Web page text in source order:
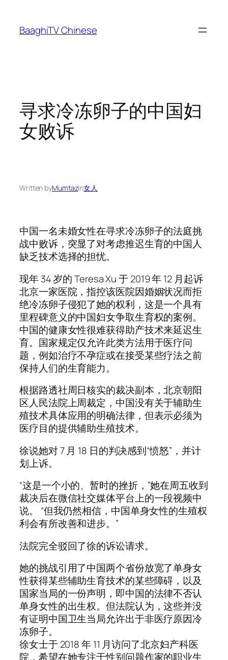
content
BaaghiTV Chinese
寻求冷冻卵子的中国妇
女败诉
Written byMumtazin女人
中国一名未婚女性在寻求冷冻卵子的法庭挑
战中败诉，突显了对考虑推迟生育的中国人
缺乏技术选择的担忧。
现年 34 岁的 Teresa Xu 于 2019 年 12 月起诉
北京一家医院，指控该医院因婚姻状况而拒
绝冷冻卵子侵犯了她的权利，这是一个具有
里程碑意义的中国妇女争取生育权的案例。
中国的健康女性很难获得助产技术来延迟生
育。国家规定仅允许此类方法用于医疗问
题，例如治疗不孕症或在接受某些疗法之前
保持人们的生育能力。
根据路透社周日核实的裁决副本，北京朝阳
区人民法院上周裁定，中国没有关于辅助生
殖技术具体应用的明确法律，但表示必须为
医疗目的提供辅助生殖技术。
徐说她对 7 月 18 日的判决感到“愤怒”，并计
划上诉。
“这是一个小的、暂时的挫折，”她在周五收到
裁决后在微信社交媒体平台上的一段视频中
说。 “但我仍然相信，中国单身女性的生殖权
利会有所改善和进步。”
法院完全驳回了徐的诉讼请求。
她的挑战引用了中国两个省份放宽了单身女
性获得某些辅助生育技术的某些障碍，以及
国家当局的一份声明，即中国的法律不否认
单身女性的出生权。但法院认为，这些并没
有证明中国卫生当局允许出于非医疗原因冷
冻卵子。
徐女士于 2018 年 11 月访问了北京妇产科医
院，希望在她专注于性别问题作家的职业生